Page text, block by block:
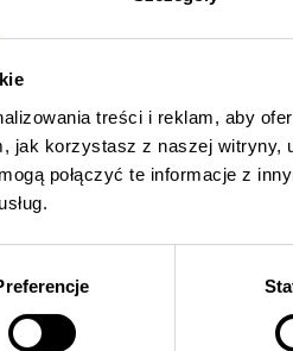
treści i reklam, aby
jak korzystasz z naszej witryny,
połączyć te informacje z
Kup bilet Acid King